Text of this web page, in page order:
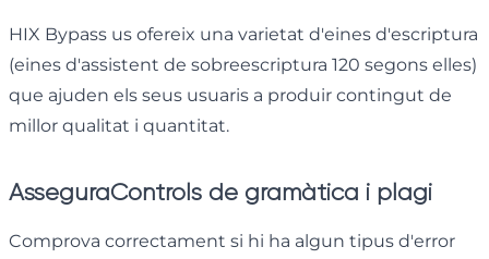
HIX Bypass us ofereix una varietat d'eines d'escriptura
(eines d'assistent de sobreescriptura 120 segons elles)
que ajuden els seus usuaris a produir contingut de
millor qualitat i quantitat.
AsseguraControls de gramàtica i plagi
Comprova correctament si hi ha algun tipus d'error